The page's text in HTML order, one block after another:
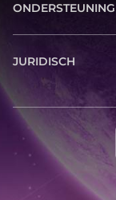
ONDERSTEUNING
JURIDISCH